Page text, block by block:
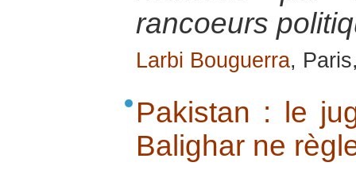
rancoeurs
Larbi Bouguerra,
Pakistan : le
Balighar ne